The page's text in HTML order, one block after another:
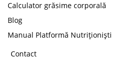
Calculator grăsime corporală
Blog
Manual Platformă Nutriționiști
Contact